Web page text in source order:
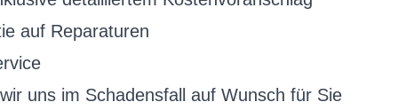
auf Reparaturen
uns im Schadensfall auf Wunsch für Sie